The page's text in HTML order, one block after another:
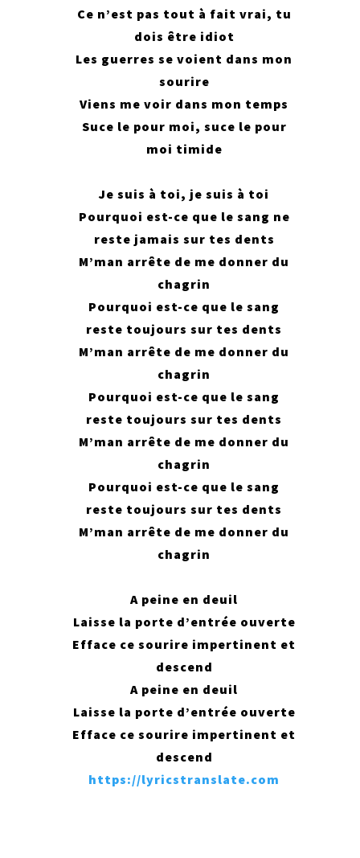
Ce n’est pas tout à fait vrai, tu
dois être idiot
Les guerres se voient dans mon
sourire
Viens me voir dans mon temps
Suce le pour moi, suce le pour
moi timide
Je suis à toi, je suis à toi
Pourquoi est-ce que le sang ne
reste jamais sur tes dents
M’man arrête de me donner du
chagrin
Pourquoi est-ce que le sang
reste toujours sur tes dents
M’man arrête de me donner du
chagrin
Pourquoi est-ce que le sang
reste toujours sur tes dents
M’man arrête de me donner du
chagrin
Pourquoi est-ce que le sang
reste toujours sur tes dents
M’man arrête de me donner du
chagrin
A peine en deuil
Laisse la porte d’entrée ouverte
Efface ce sourire impertinent et
descend
A peine en deuil
Laisse la porte d’entrée ouverte
Efface ce sourire impertinent et
descend
https://lyricstranslate.com